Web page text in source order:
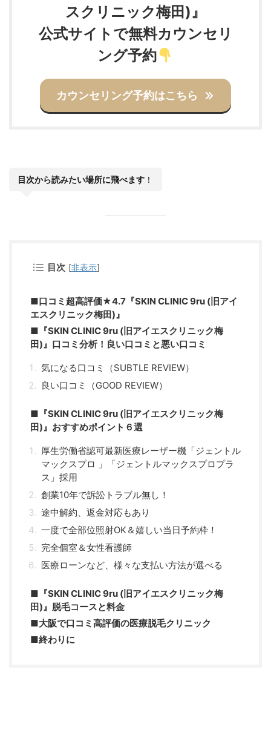
スクリニック梅田)』
公式サイトで無料カウンセリ
ング予約
カウンセリング予約はこちら
目次から読みたい場所に飛べます ！
目次 [非表示]
■口コミ超高評価★4.7『SKIN CLINIC 9ru (旧アイ
エスクリニック梅田)』
■『SKIN CLINIC 9ru (旧アイエスクリニック梅
田)』口コミ分析！良い口コミと悪い口コミ
気になる口コミ（SUBTLE REVIEW）
良い口コミ（GOOD REVIEW）
■『SKIN CLINIC 9ru (旧アイエスクリニック梅
田)』おすすめポイント６選
厚生労働省認可最新医療レーザー機「ジェントル
マックスプロ 」「ジェントルマックスプロプラ
ス」採用
創業10年で訴訟トラブル無し！
途中解約、返金対応もあり
一度で全部位照射OK＆嬉しい当日予約枠！
完全個室＆女性看護師
医療ローンなど、様々な支払い方法が選べる
■『SKIN CLINIC 9ru (旧アイエスクリニック梅
田)』脱毛コースと料金
■大阪で口コミ高評価の医療脱毛クリニック
■終わりに